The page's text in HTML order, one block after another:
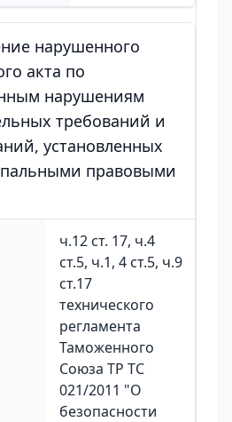
нарушенного
акта по
нарушениям
требований и
установленных
правовыми
ч.12 ст. 17, ч.4
ст.5, ч.1, 4 ст.5, ч.9
ст.17
технического
регламента
Таможенного
Союза ТР ТС
021/2011 "О
безопасности